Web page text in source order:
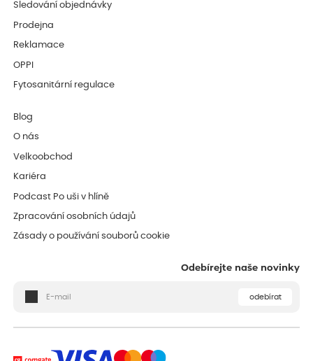
Sledování objednávky
Prodejna
Reklamace
OPPI
Fytosanitární regulace
Blog
O nás
Velkoobchod
Kariéra
Podcast Po uši v hlíně
Zpracování osobních údajů
Zásady o používání souborů cookie
Odebírejte naše novinky
odebírat